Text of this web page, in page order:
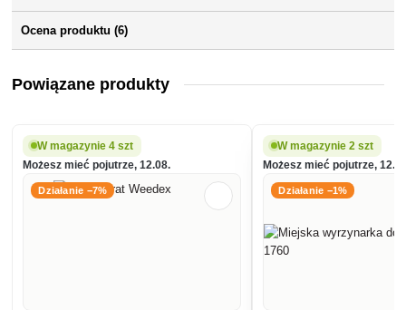
Ocena produktu (6)
Powiązane produkty
W magazynie 4 szt
Możesz mieć pojutrze, 12.08.
Działanie −7%
W magazynie 2 szt
Możesz mieć pojutrze,
Działanie −1%